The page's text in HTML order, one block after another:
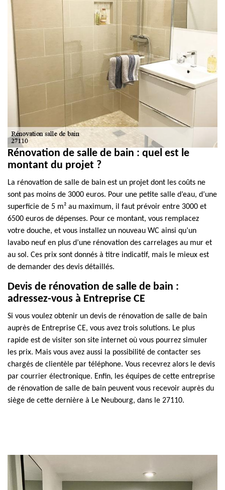
Rénovation de salle de bain : quel est le
montant du projet ?
La rénovation de salle de bain est un projet dont les coûts ne
sont pas moins de 3000 euros. Pour une petite salle d’eau, d’une
superficie de 5 m² au maximum, il faut prévoir entre 3000 et
6500 euros de dépenses. Pour ce montant, vous remplacez
votre douche, et vous installez un nouveau WC ainsi qu’un
lavabo neuf en plus d’une rénovation des carrelages au mur et
au sol. Ces prix sont donnés à titre indicatif, mais le mieux est
de demander des devis détaillés.
Devis de rénovation de salle de bain :
adressez-vous à Entreprise CE
Si vous voulez obtenir un devis de rénovation de salle de bain
auprès de Entreprise CE, vous avez trois solutions. Le plus
rapide est de visiter son site internet où vous pourrez simuler
les prix. Mais vous avez aussi la possibilité de contacter ses
chargés de clientèle par téléphone. Vous recevrez alors le devis
par courrier électronique. Enfin, les équipes de cette entreprise
de rénovation de salle de bain peuvent vous recevoir auprès du
siège de cette dernière à Le Neubourg, dans le 27110.